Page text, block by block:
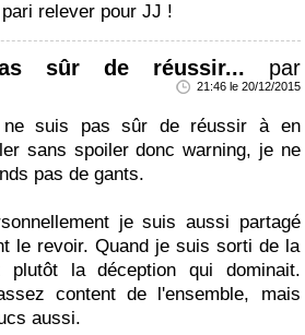
relever pour JJ !
sûr de réussir... par
21:46 le 20/12/2015
suis pas sûr de réussir à en
sans spoiler donc warning, je ne
pas de gants.
je suis aussi partagé
le revoir. Quand je suis sorti de la
la déception qui dominait.
content de l'ensemble, mais
aussi.